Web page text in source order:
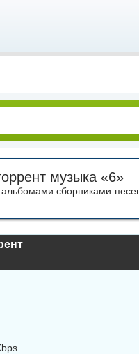
музыка «6»
сборниками